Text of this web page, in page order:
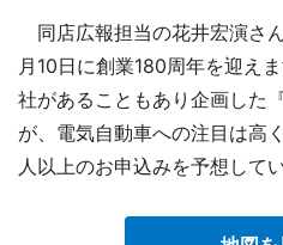
同店広報担当の花井宏演さ
月10日に創業180周年を迎え
社があることもあり企画した
が、電気自動車への注目は高
人以上のお申込みを予想して